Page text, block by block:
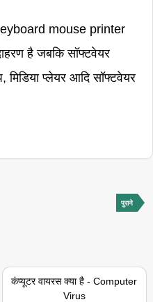
mouse printer
है जबकि सॉफ्टवेयर
मिडिया प्लेयर आदि सॉफ्टवेयर
पुराने
कंप्यूटर वायरस क्या है - Computer
Virus